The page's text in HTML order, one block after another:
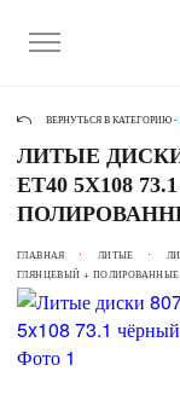
ВЕРНУТЬСЯ В КАТЕГОРИЮ -
ЛИТЫЕ ДИСКИ
ET40 5X108
ГЛАВНАЯ ЛИТЫЕ
ГЛЯНЦЕВЫЙ +